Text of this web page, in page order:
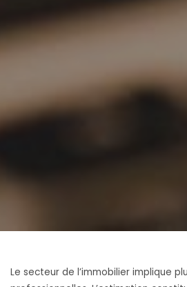
Le secteur de l’immobilier implique